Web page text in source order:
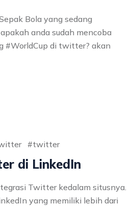
Bola yang sedang
anda sudah mencoba
#WorldCup di twitter? akan
twitter
di LinkedIn
Twitter kedalam situsnya.
yang memiliki lebih dari